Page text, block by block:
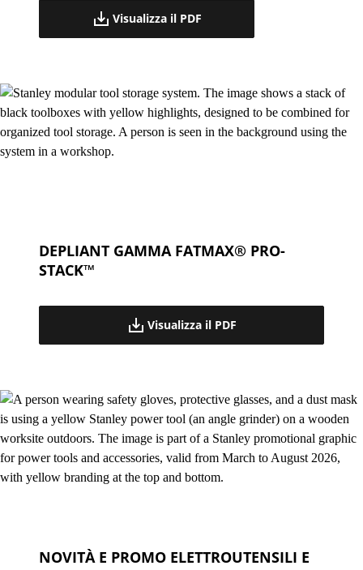
Visualizza il PDF
DEPLIANT GAMMA FATMAX® PRO-
STACK™
Visualizza il PDF
NOVITÀ E PROMO ELETTROUTENSILI E